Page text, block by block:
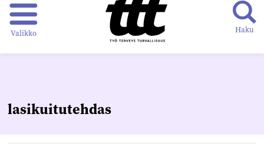
Valikko Haku
lasikuitutehdas